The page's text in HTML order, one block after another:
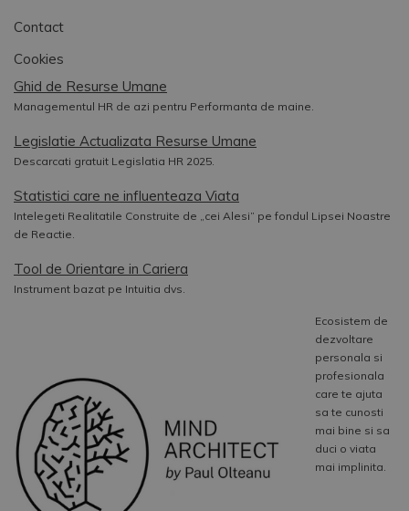
Contact
Cookies
Ghid de Resurse Umane
Managementul HR de azi pentru Performanta de maine.
Legislatie Actualizata Resurse Umane
Descarcati gratuit Legislatia HR 2025.
Statistici care ne influenteaza Viata
Intelegeti Realitatile Construite de „cei Alesi” pe fondul Lipsei Noastre
de Reactie.
Tool de Orientare in Cariera
Instrument bazat pe Intuitia dvs.
Ecosistem de
dezvoltare
personala si
profesionala
care te ajuta
sa te cunosti
mai bine si sa
duci o viata
mai implinita.